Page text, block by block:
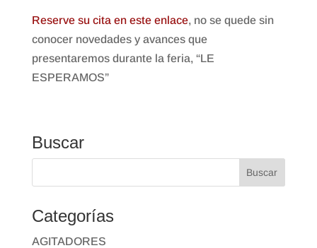
Reserve su cita en este enlace, no se quede sin
conocer novedades y avances que
presentaremos durante la feria, “LE
ESPERAMOS”
Buscar
Categorías
AGITADORES